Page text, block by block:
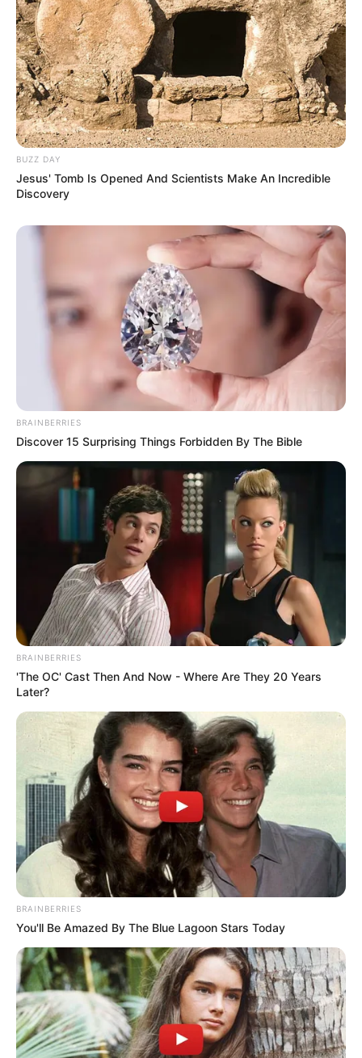
BUZZ DAY
Jesus' Tomb Is Opened And Scientists Make An Incredible
Discovery
BRAINBERRIES
Discover 15 Surprising Things Forbidden By The Bible
BRAINBERRIES
'The OC' Cast Then And Now - Where Are They 20 Years
Later?
BRAINBERRIES
You'll Be Amazed By The Blue Lagoon Stars Today